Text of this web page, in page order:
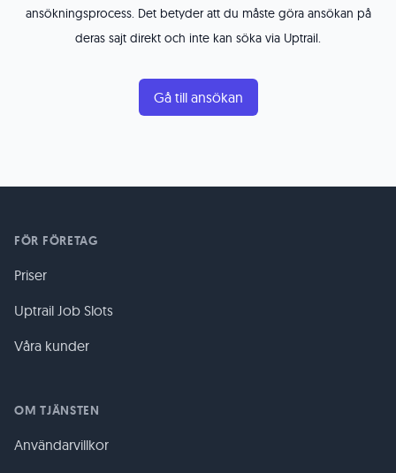
ansökningsprocess. Det betyder att du måste göra ansökan på
deras sajt direkt och inte kan söka via Uptrail.
Gå till ansökan
FÖR FÖRETAG
Priser
Uptrail Job Slots
Våra kunder
OM TJÄNSTEN
Användarvillkor